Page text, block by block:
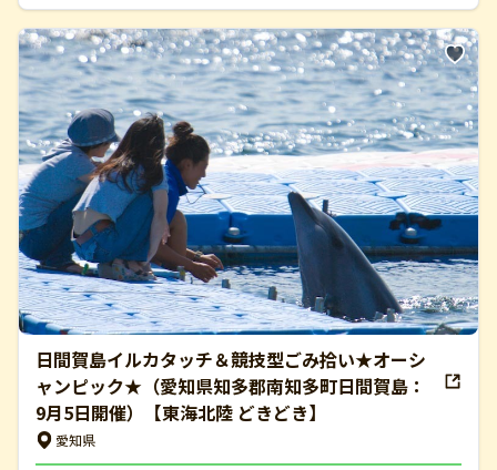
日間賀島イルカタッチ＆競技型ごみ拾い★オーシ
ャンピック★（愛知県知多郡南知多町日間賀島：
9月5日開催）【東海北陸 どきどき】
愛知県